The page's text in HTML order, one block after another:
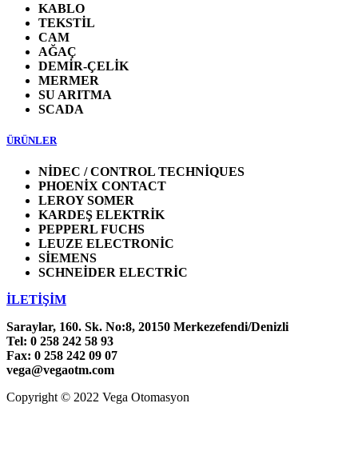
KABLO
TEKSTİL
CAM
AĞAÇ
DEMİR-ÇELİK
MERMER
SU ARITMA
SCADA
ÜRÜNLER
NİDEC / CONTROL TECHNİQUES
PHOENİX CONTACT
LEROY SOMER
KARDEŞ ELEKTRİK
PEPPERL FUCHS
LEUZE ELECTRONİC
SİEMENS
SCHNEİDER ELECTRİC
İLETİŞİM
Saraylar, 160. Sk. No:8, 20150 Merkezefendi/Denizli
Tel: 0 258 242 58 93
Fax: 0 258 242 09 07
vega@vegaotm.com
Copyright © 2022 Vega Otomasyon